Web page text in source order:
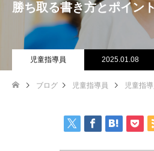
勝ち取る書き方とポイン
児童指導員 2025.01.08
ブログ 児童指導員 児童指導員の志